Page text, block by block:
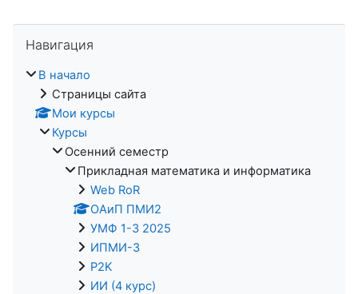
Навигация
В начало
Страницы сайта
Мои курсы
Курсы
Осенний семестр
Прикладная математика и информатика
Web RoR
ОАиП ПМИ2
УМФ 1-3 2025
ИПМИ-3
P2K
ИИ (4 курс)